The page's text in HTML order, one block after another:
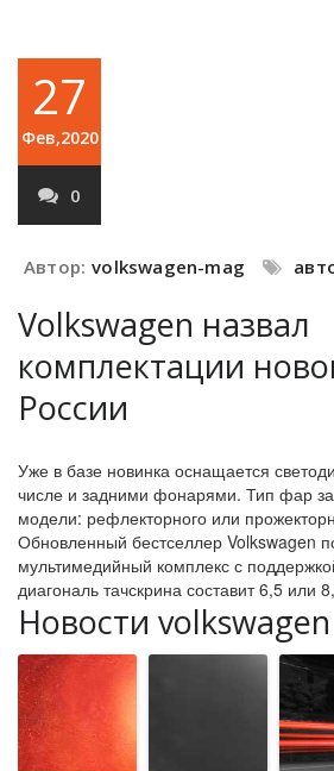
27
Фев,2020
0
Автор: volkswagen-mag
Volkswagen назвал
комплектации
России
Уже в базе новинка оснащается
числе и задними фонарями. Тип фар
модели: рефлекторного или
Обновленный бестселлер Volkswagen
мультимедийный комплекс с
диагональ тачскрина составит 6,5 или
Новости volkswagen